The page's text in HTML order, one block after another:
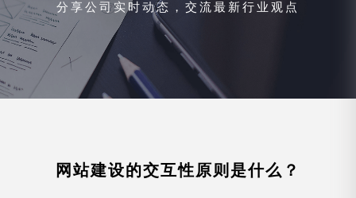
分享公司实时动态，交流最新行业观点
网站建设的交互性原则是什么？